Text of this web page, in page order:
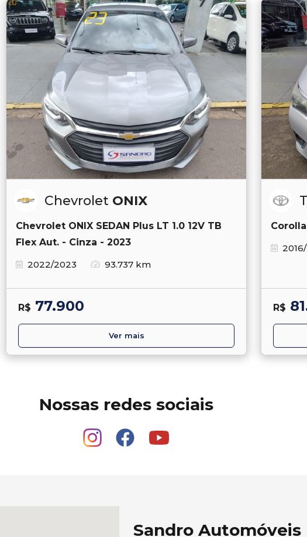
Chevrolet ONIX
Chevrolet ONIX SEDAN Plus LT 1.0 12V TB
Flex Aut. - Cinza - 2023
2022/2023
93.737 km
R$ 77.900
Ver mais
R$
Nossas redes sociais
Sandro Automóveis